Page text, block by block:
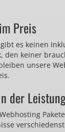
Preis
es keinen
den keiner
unsere
der Leistung